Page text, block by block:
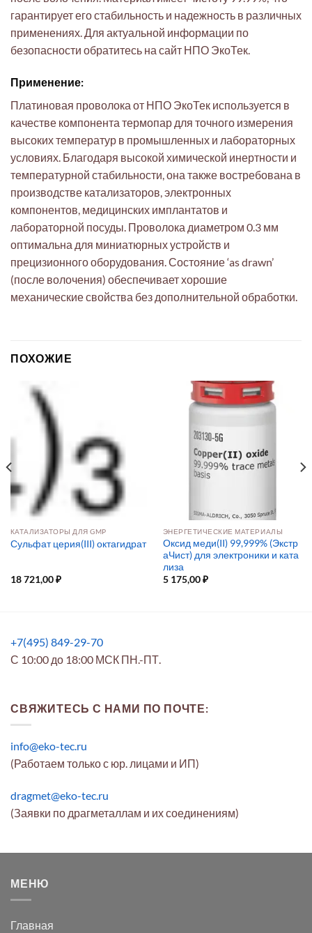
гарантирует его стабильность и надежность в различных
применениях. Для актуальной информации по
безопасности обратитесь на сайт НПО ЭкоТек.
Применение:
Платиновая проволока от НПО ЭкоТек используется в
качестве компонента термопар для точного измерения
высоких температур в промышленных и лабораторных
условиях. Благодаря высокой химической инертности и
температурной стабильности, она также востребована в
производстве катализаторов, электронных
компонентов, медицинских имплантатов и
лабораторной посуды. Проволока диаметром 0.3 мм
оптимальна для миниатюрных устройств и
прецизионного оборудования. Состояние ‘as drawn’
(после волочения) обеспечивает хорошие
механические свойства без дополнительной обработки.
ПОХОЖИЕ
КАТАЛИЗАТОРЫ ДЛЯ GMP
Сульфат церия(III) октагидрат
18 721,00₽
ЭНЕРГЕТИЧЕСКИЕ МАТЕРИАЛЫ
Оксид меди(II) 99,999% (Экстр
аЧист) для электроники и ката
лиза
5 175,00₽
+7(495) 849-29-70
С 10:00 до 18:00 МСК ПН.-ПТ.
СВЯЖИТЕСЬ С НАМИ ПО ПОЧТЕ:
info@eko-tec.ru
(Работаем только с юр. лицами и ИП)
dragmet@eko-tec.ru
(Заявки по драгметаллам и их соединениям)
МЕНЮ
Главная